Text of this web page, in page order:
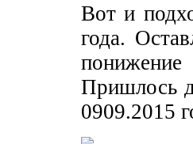
Вот и
года.
Пришлось
0909.2015